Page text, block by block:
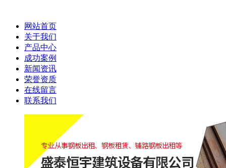
网站首页
关于我们
产品中心
成功案例
新闻资讯
荣誉资质
在线留言
联系我们